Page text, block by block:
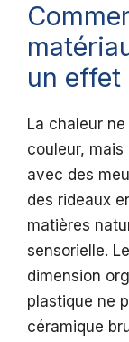
un effet
La chaleur
couleur,
avec des
des rideaux
matières
sensorielle.
dimension
plastique ne
céramique